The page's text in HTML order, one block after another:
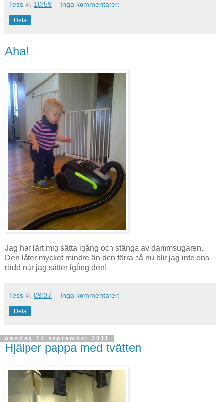
Tess kl. 10:59 Inga kommentarer:
Dela
Aha!
Jag har lärt mig sätta igång och stänga av dammsugaren.
Den låter mycket mindre än den förra så nu blir jag inte ens
rädd när jag sätter igång den!
Tess kl. 09:37 Inga kommentarer:
Dela
onsdag 14 september 2011
Hjälper pappa med tvätten